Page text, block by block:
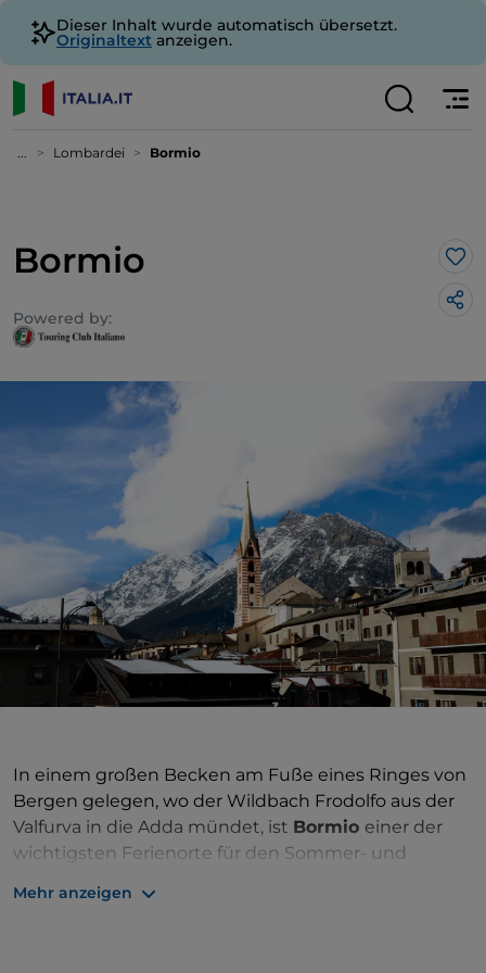
Dieser Inhalt wurde automatisch übersetzt.
Originaltext anzeigen.
... Lombardei Bormio
Bormio
Powered by:
In einem großen Becken am Fuße eines Ringes von
Bergen gelegen, wo der Wildbach Frodolfo aus der
Valfurva in die Adda mündet, ist Bormio einer der
wichtigsten Ferienorte für den Sommer- und
eines gut ausgestatteten Skigebiets und
Mehr anzeigen